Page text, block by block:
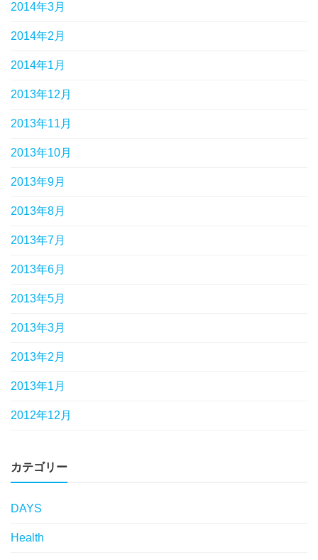
2014年3月
2014年2月
2014年1月
2013年12月
2013年11月
2013年10月
2013年9月
2013年8月
2013年7月
2013年6月
2013年5月
2013年3月
2013年2月
2013年1月
2012年12月
カテゴリー
DAYS
Health